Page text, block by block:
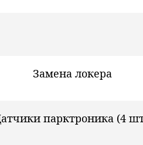
Замена локера
парктроника (4